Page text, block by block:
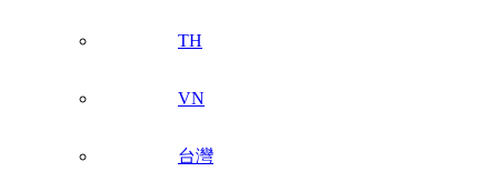
TH
VN
台灣